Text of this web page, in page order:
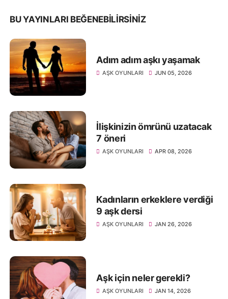
BU YAYINLARI BEĞENEBILIRSINIZ
Adım adım aşkı yaşamak
AŞK OYUNLARI JUN 05, 2026
İlişkinizin ömrünü uzatacak
7 öneri
AŞK OYUNLARI APR 08, 2026
Kadınların erkeklere verdiği
9 aşk dersi
AŞK OYUNLARI JAN 26, 2026
Aşk için neler gerekli?
AŞK OYUNLARI JAN 14, 2026